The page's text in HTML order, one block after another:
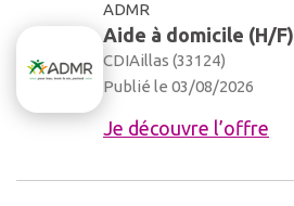
ADMR
Aide à domicile (H/F)
CDIAillas (33124)
Publié le 03/08/2026
Je découvre l’offre